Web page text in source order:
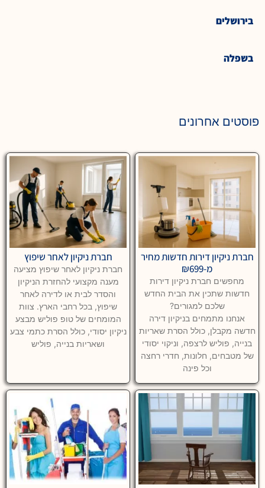
בירושלים
בשפלה
פוסטים אחרונים
חברת ניקיון דירות חדשות מחיר
מ-₪699
מחפשים חברת ניקיון דירות
חדשות שתכין את הבית החדש
שלכם למגורים?
אנחנו מתמחים בניקיון דירה
חדשה מקבלן, כולל הסרת שאריות
בנייה, פוליש לרצפה, וניקוי יסודי
של מטבחים, חלונות, חדרי רחצה
וכל פינה
חברת ניקיון לאחר שיפוץ
חברת ניקיון לאחר שיפוץ מציעה
מענה מקצועי להחזרת הניקיון
והסדר לבית או לדירה לאחר
שיפוץ, בכל רחבי הארץ. צוות
המומחים של טופ פוליש מבצע
ניקיון יסודי, כולל הסרת כתמי צבע
ושאריות בנייה, פוליש